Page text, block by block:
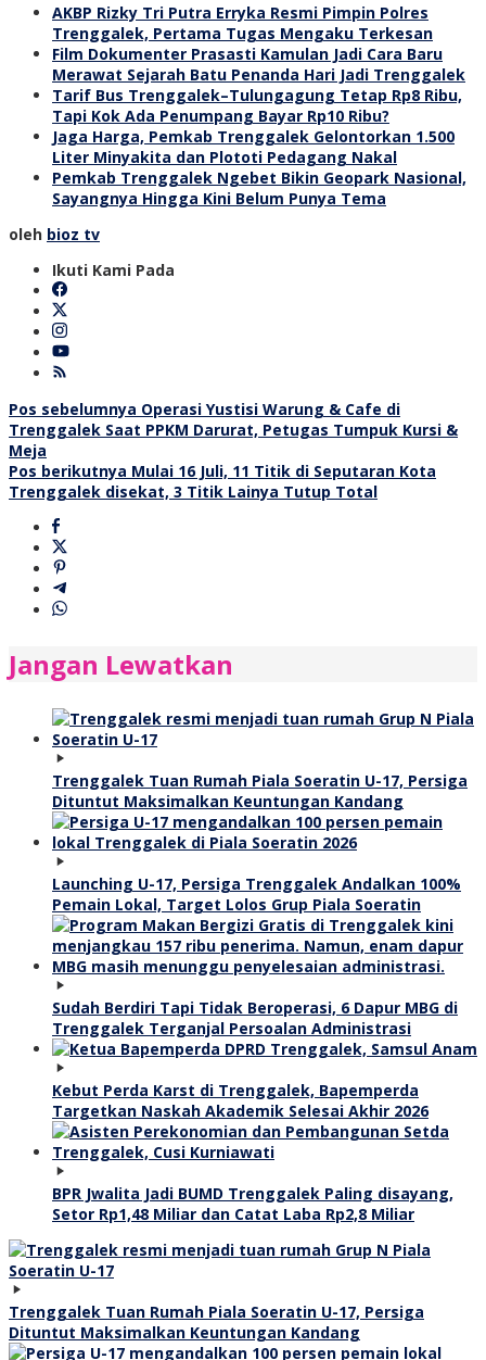
AKBP Rizky Tri Putra Erryka Resmi Pimpin Polres
Trenggalek, Pertama Tugas Mengaku Terkesan
Film Dokumenter Prasasti Kamulan Jadi Cara Baru
Merawat Sejarah Batu Penanda Hari Jadi Trenggalek
Tarif Bus Trenggalek–Tulungagung Tetap Rp8 Ribu,
Tapi Kok Ada Penumpang Bayar Rp10 Ribu?
Jaga Harga, Pemkab Trenggalek Gelontorkan 1.500
Liter Minyakita dan Plototi Pedagang Nakal
Pemkab Trenggalek Ngebet Bikin Geopark Nasional,
Sayangnya Hingga Kini Belum Punya Tema
oleh bioz tv
Ikuti Kami Pada
Navigasi
pos
Pos sebelumnya Operasi Yustisi Warung & Cafe di
Trenggalek Saat PPKM Darurat, Petugas Tumpuk Kursi &
Meja
Pos berikutnya Mulai 16 Juli, 11 Titik di Seputaran Kota
Trenggalek disekat, 3 Titik Lainya Tutup Total
Jangan Lewatkan
Trenggalek Tuan Rumah Piala Soeratin U-17, Persiga
Dituntut Maksimalkan Keuntungan Kandang
Launching U-17, Persiga Trenggalek Andalkan 100%
Pemain Lokal, Target Lolos Grup Piala Soeratin
Sudah Berdiri Tapi Tidak Beroperasi, 6 Dapur MBG di
Trenggalek Terganjal Persoalan Administrasi
Kebut Perda Karst di Trenggalek, Bapemperda
Targetkan Naskah Akademik Selesai Akhir 2026
BPR Jwalita Jadi BUMD Trenggalek Paling disayang,
Setor Rp1,48 Miliar dan Catat Laba Rp2,8 Miliar
Trenggalek Tuan Rumah Piala Soeratin U-17, Persiga
Dituntut Maksimalkan Keuntungan Kandang